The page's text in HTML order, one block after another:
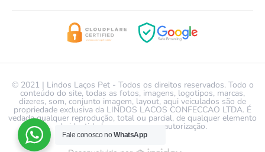
© 2021 | Lindos Laços Pet - Todos os direitos reservados. Todo o
conteúdo do site, todas as fotos, imagens, logotipos, marcas,
dizeres, som, conjunto imagem, layout, aqui veiculados são de
propriedade exclusiva da LINDOS LACOS CONFECCAO LTDA. É
vedada qualquer reprodução, total ou parcial, de qualquer elemento
de identidade, sem expressa autorização.
Fale conosco noWhatsApp